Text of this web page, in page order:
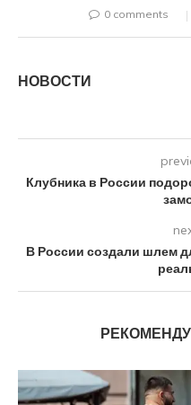
0 comments
НОВОСТИ
Клубника в России
В России создали шлем